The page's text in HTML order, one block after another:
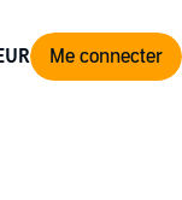
Me connecter